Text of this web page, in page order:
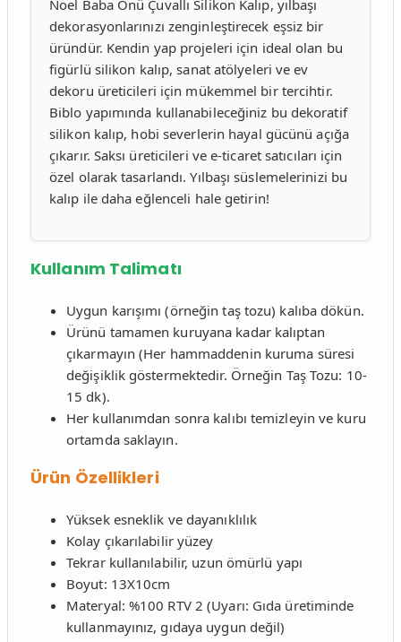
Noel Baba Önü Çuvallı Silikon Kalıp, yılbaşı
dekorasyonlarınızı zenginleştirecek eşsiz bir
üründür. Kendin yap projeleri için ideal olan bu
figürlü silikon kalıp, sanat atölyeleri ve ev
dekoru üreticileri için mükemmel bir tercihtir.
Biblo yapımında kullanabileceğiniz bu dekoratif
silikon kalıp, hobi severlerin hayal gücünü açığa
çıkarır. Saksı üreticileri ve e-ticaret satıcıları için
özel olarak tasarlandı. Yılbaşı süslemelerinizi bu
kalıp ile daha eğlenceli hale getirin!
Kullanım Talimatı
Uygun karışımı (örneğin taş tozu) kalıba dökün.
Ürünü tamamen kuruyana kadar kalıptan
çıkarmayın (Her hammaddenin kuruma süresi
değişiklik göstermektedir. Örneğin Taş Tozu: 10-
15 dk).
Her kullanımdan sonra kalıbı temizleyin ve kuru
ortamda saklayın.
Ürün Özellikleri
Yüksek esneklik ve dayanıklılık
Kolay çıkarılabilir yüzey
Tekrar kullanılabilir, uzun ömürlü yapı
Boyut: 13X10cm
Materyal: %100 RTV 2 (Uyarı: Gıda üretiminde
kullanmayınız, gıdaya uygun değil)